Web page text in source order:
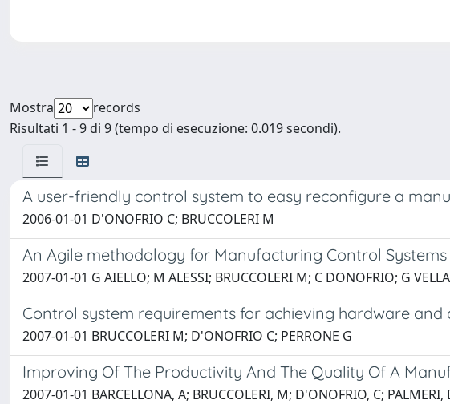
Mostra
records
Risultati 1 - 9 di 9 (tempo di esecuzione: 0.019 secondi).
A user-friendly control system to easy reconfigure a
2006-01-01 D'ONOFRIO C; BRUCCOLERI M
An Agile methodology for Manufacturing Control
2007-01-01 G AIELLO; M ALESSI; BRUCCOLERI M; C DONOFRIO; G VELLA
Control system requirements for achieving hardware
2007-01-01 BRUCCOLERI M; D'ONOFRIO C; PERRONE G
Improving Of The Productivity And The Quality Of A
2007-01-01 BARCELLONA, A; BRUCCOLERI, M; D'ONOFRIO, C; PALMERI,